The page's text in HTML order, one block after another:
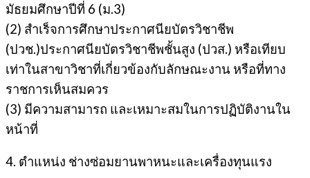
มัธยมศึกษาปีที่ 6 (ม.3)
(2) สำเร็จการศึกษาประกาศนียบัตรวิชาชีพ
(ปวช.)ประกาศนียบัตรวิชาชีพชั้นสูง (ปวส.) หรือเทียบ
เท่าในสาขาวิชาที่เกี่ยวข้องกับลักษณะงาน หรือที่ทาง
ราชการเห็นสมควร
(3) มีความสามารถ และเหมาะสมในการปฏิบัติงานใน
หน้าที่
4. ตำแหน่ง ช่างซ่อมยานพาหนะและเครื่องทุนแรง